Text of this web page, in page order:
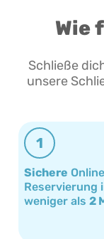
Wie
Schließe
unsere
1
Sichere
Reservierung
weniger als 2